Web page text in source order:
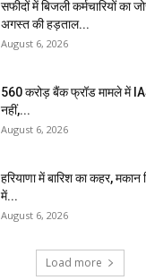
सफीदों में बिजली कर्मचारियों का
अगस्त की हड़ताल...
August 6, 2026
₹560 करोड़ बैंक फ्रॉड मामले में
नहीं,...
August 6, 2026
हरियाणा में बारिश का कहर,
में...
August 6, 2026
Load more